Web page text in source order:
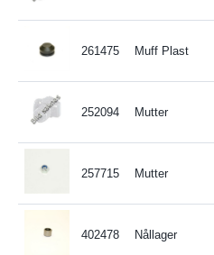
261475 Muff Plast
252094 Mutter
257715 Mutter
402478 Nållager